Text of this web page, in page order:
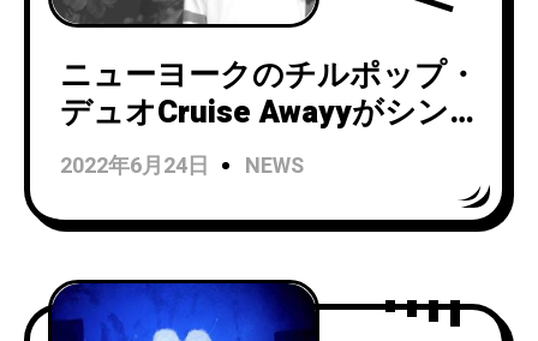
ニューヨークのチルポップ・
デュオCruise Awayyがシン
グル「Cherry」をリリース！
2022年6月24日 NEWS